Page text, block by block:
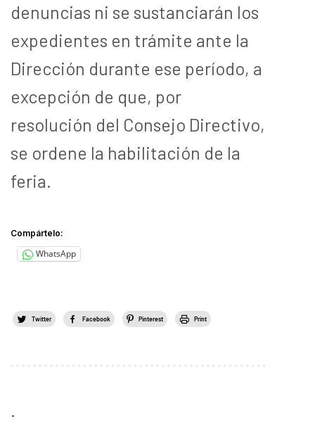
denuncias ni se sustanciarán los
expedientes en trámite ante la
Dirección durante ese período, a
excepción de que, por
resolución del Consejo Directivo,
se ordene la habilitación de la
feria.
Compártelo:
WhatsApp
Twitter Facebook Pinterest Print
.